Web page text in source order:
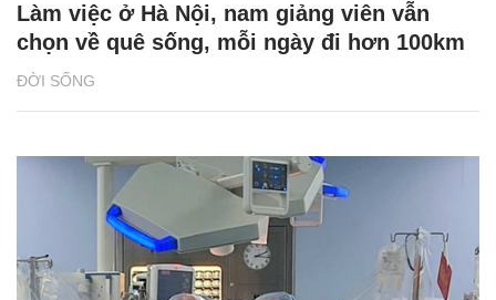
ĐỜI SỐNG
Làm việc ở Hà Nội, nam giảng viên vẫn
chọn về quê sống, mỗi ngày đi hơn 100km